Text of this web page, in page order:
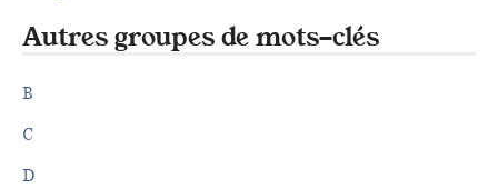
Autres groupes de mots-clés
B
C
D